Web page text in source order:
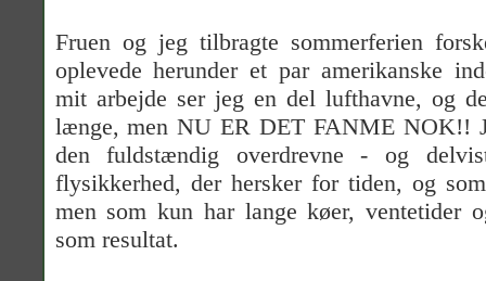
Fruen og jeg tilbragte sommerferien
oplevede herunder et par amerikanske
mit arbejde ser jeg en del lufthavne, og
længe, men NU ER DET FANME NOK!!
den fuldstændig overdrevne - og
flysikkerhed, der hersker for tiden, og
men som kun har lange køer, ventetider
som resultat.